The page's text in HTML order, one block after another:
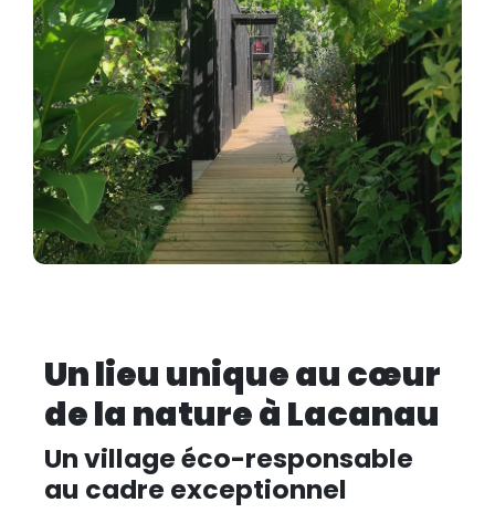
Un lieu unique au cœur
de la nature à Lacanau
Un village éco-responsable
au cadre exceptionnel